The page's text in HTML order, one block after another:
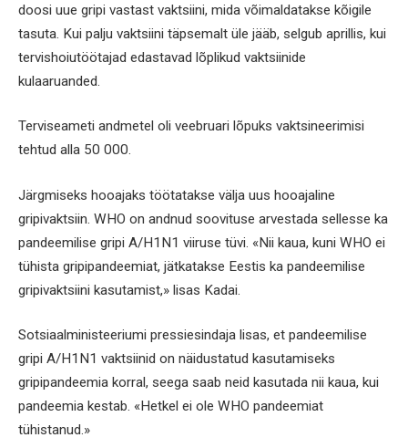
doosi uue gripi vastast vaktsiini, mida võimaldatakse kõigile
tasuta. Kui palju vaktsiini täpsemalt üle jääb, selgub aprillis, kui
tervishoiutöötajad edastavad lõplikud vaktsiinide
kulaaruanded.
Terviseameti andmetel oli veebruari lõpuks vaktsineerimisi
tehtud alla 50 000.
Järgmiseks hooajaks töötatakse välja uus hooajaline
gripivaktsiin. WHO on andnud soovituse arvestada sellesse ka
pandeemilise gripi A/H1N1 viiruse tüvi. «Nii kaua, kuni WHO ei
tühista gripipandeemiat, jätkatakse Eestis ka pandeemilise
gripivaktsiini kasutamist,» lisas Kadai.
Sotsiaalministeeriumi pressiesindaja lisas, et pandeemilise
gripi A/H1N1 vaktsiinid on näidustatud kasutamiseks
gripipandeemia korral, seega saab neid kasutada nii kaua, kui
pandeemia kestab. «Hetkel ei ole WHO pandeemiat
tühistanud.»